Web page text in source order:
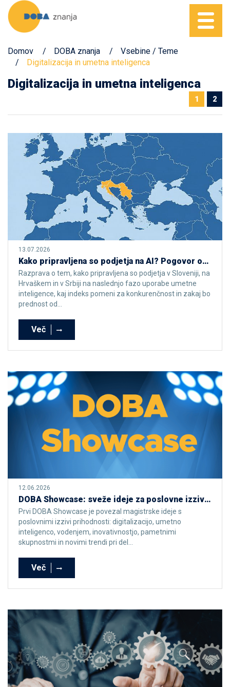
Domov DOBA znanja
Vsebine / Teme
Digitalizacija in umetna inteligenca
Digitalizacija in umetna inteligenca
1 2
13.07.2026
Kako pripravljena so podjetja na AI? Pogovor ob rezultatih DOBA AI Maturity Index 2026
Razprava o tem, kako pripravljena so podjetja v Sloveniji, na
Hrvaškem in v Srbiji na naslednjo fazo uporabe umetne
inteligence, kaj indeks pomeni za konkurenčnost in zakaj bo
prednost od...
Več
12.06.2026
DOBA Showcase: sveže ideje za poslovne izzive prihodnosti
Prvi DOBA Showcase je povezal magistrske ideje s
poslovnimi izzivi prihodnosti: digitalizacijo, umetno
inteligenco, vodenjem, inovativnostjo, pametnimi
skupnostmi in novimi trendi pri del...
Več